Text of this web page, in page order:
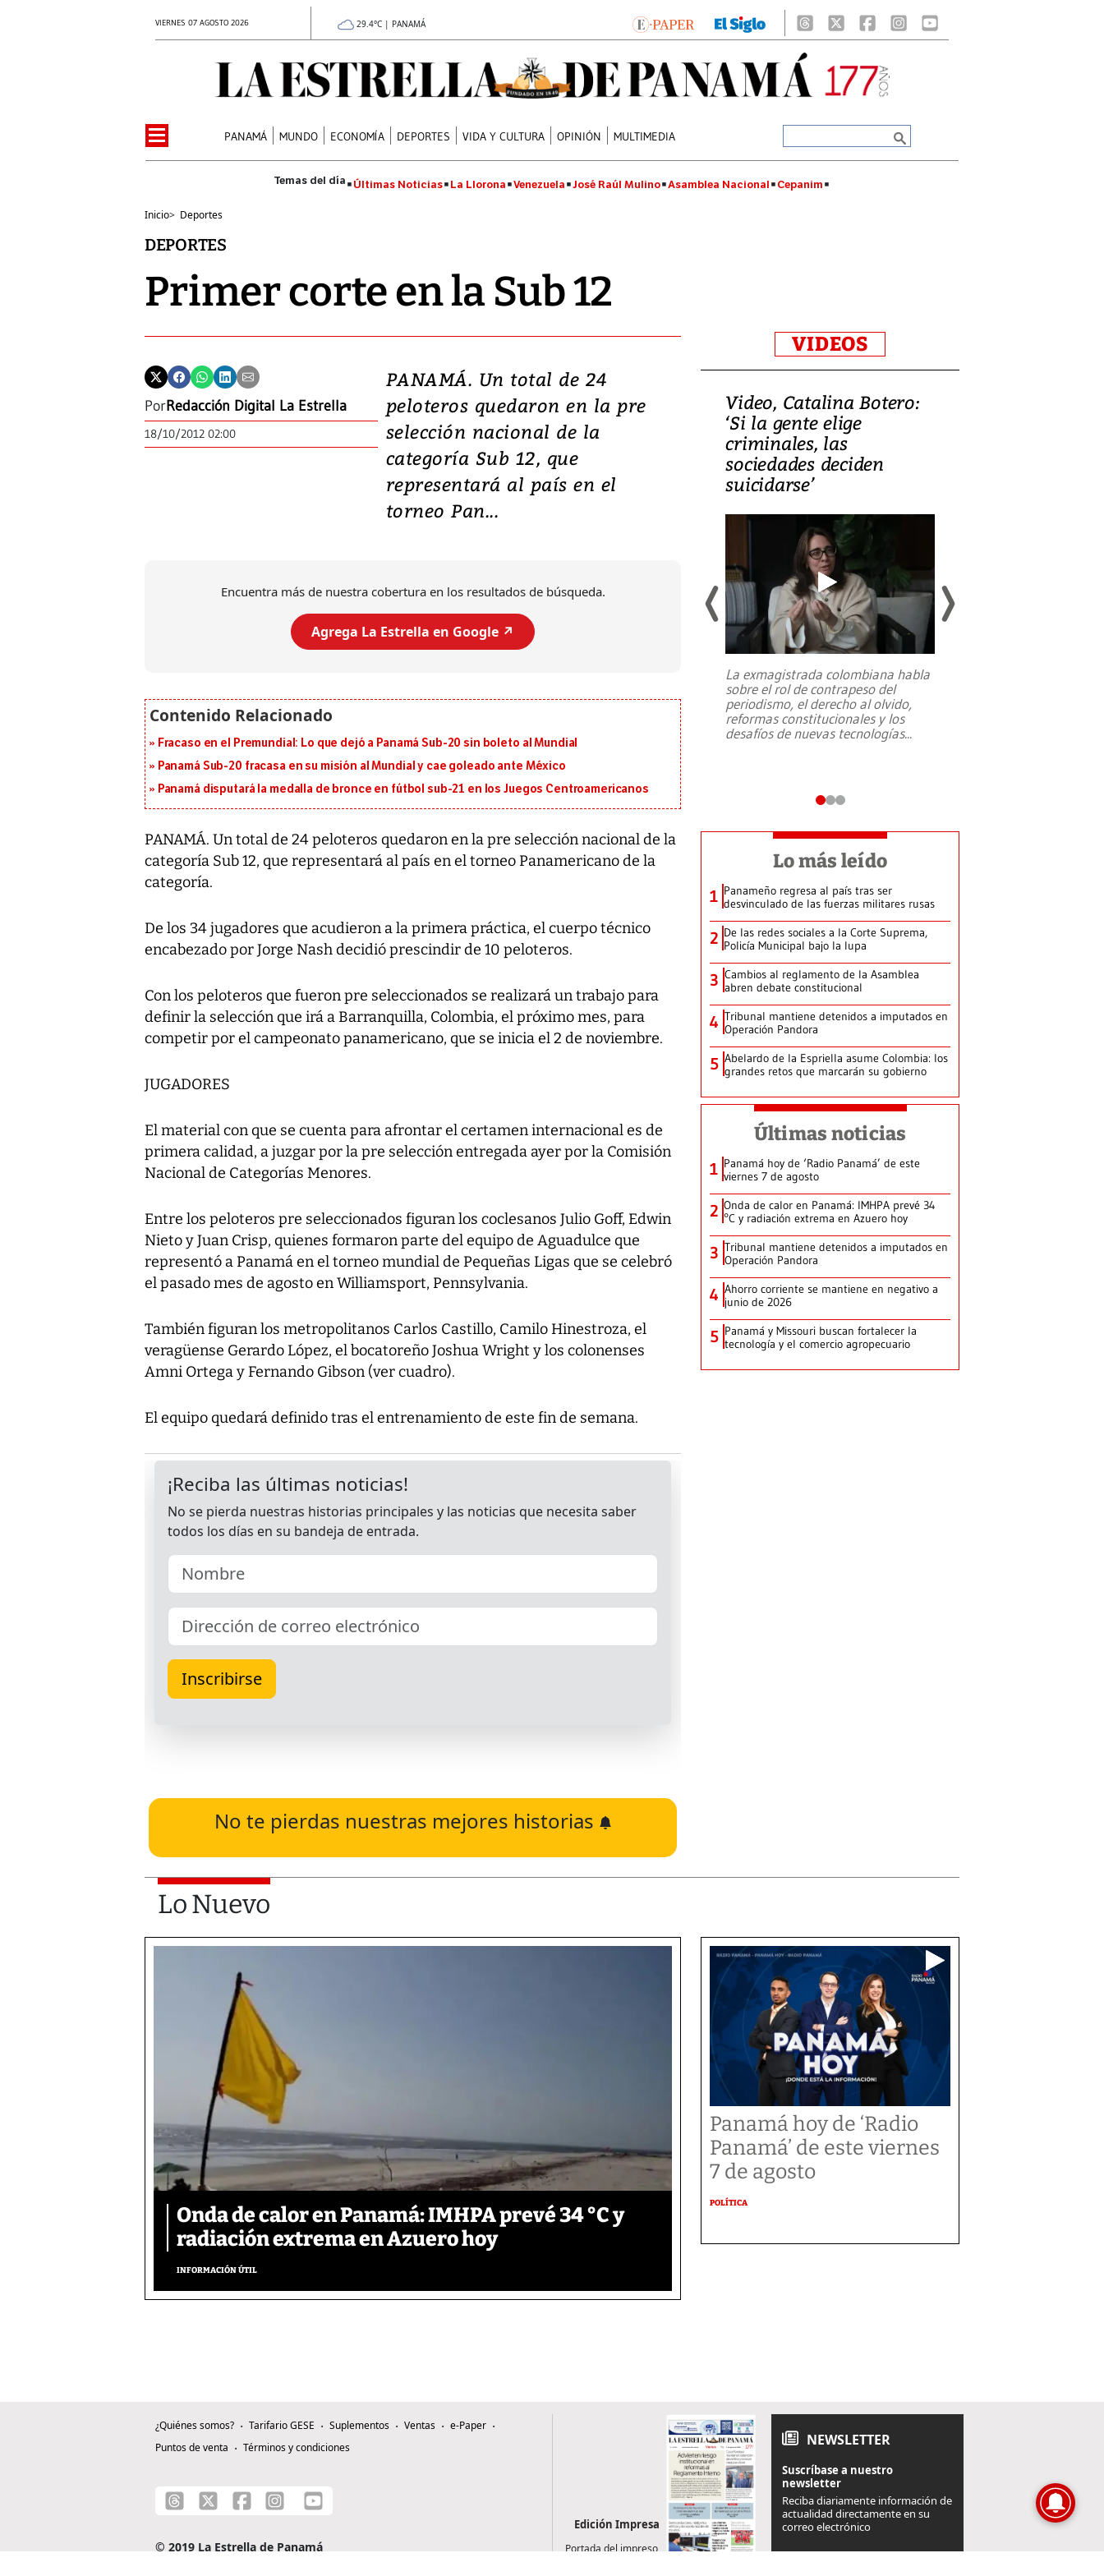
VIERNES 07 AGOSTO 2026 29.4°C | PANAMÁ
PANAMÁ MUNDO ECONOMÍA DEPORTES VIDA Y CULTURA OPINIÓN MULTIMEDIA
Últimas Noticias La Llorona Venezuela José Raúl Mulino Asamblea Nacional Cepanim
Inicio> Deportes
DEPORTES
Primer corte en la Sub 12
PorRedacción Digital La Estrella
18/10/2012 02:00
PANAMÁ. Un total de 24
peloteros quedaron en la pre
selección nacional de la
categoría Sub 12, que
representará al país en el
torneo Pan...
Encuentra más de nuestra cobertura en los resultados de búsqueda.
Agrega La Estrella en Google ↗️
Fracaso en el Premundial: Lo que dejó a Panamá Sub-20 sin boleto al Mundial
Panamá Sub-20 fracasa en su misión al Mundial y cae goleado ante México
Panamá disputará la medalla de bronce en fútbol sub-21 en los Juegos Centroamericanos
PANAMÁ. Un total de 24 peloteros quedaron en la pre selección nacional de la
categoría Sub 12, que representará al país en el torneo Panamericano de la
categoría.
De los 34 jugadores que acudieron a la primera práctica, el cuerpo técnico
encabezado por Jorge Nash decidió prescindir de 10 peloteros.
Con los peloteros que fueron pre seleccionados se realizará un trabajo para
definir la selección que irá a Barranquilla, Colombia, el próximo mes, para
competir por el campeonato panamericano, que se inicia el 2 de noviembre.
JUGADORES
El material con que se cuenta para afrontar el certamen internacional es de
primera calidad, a juzgar por la pre selección entregada ayer por la Comisión
Nacional de Categorías Menores.
Entre los peloteros pre seleccionados figuran los coclesanos Julio Goff, Edwin
Nieto y Juan Crisp, quienes formaron parte del equipo de Aguadulce que
representó a Panamá en el torneo mundial de Pequeñas Ligas que se celebró
el pasado mes de agosto en Williamsport, Pennsylvania.
También figuran los metropolitanos Carlos Castillo, Camilo Hinestroza, el
veragüense Gerardo López, el bocatoreño Joshua Wright y los colonenses
Amni Ortega y Fernando Gibson (ver cuadro).
El equipo quedará definido tras el entrenamiento de este fin de semana.
No te pierdas nuestras mejores historias
VIDEOS
Video, Japón: Terremoto
deja heridos y graves
daños en Kumamoto
Un fuerte terremoto de magnitud
7,1 se registró este martes 28 de
Video, Catalina Botero:
‘Si la gente elige
criminales, las
sociedades deciden
suicidarse’
La exmagistrada colombiana habla
sobre el rol de contrapeso del
periodismo, el derecho al olvido,
reformas constitucionales y los
desafíos de nuevas tecnologías...
Lo más leído
1 Panameño regresa al país tras ser
desvinculado de las fuerzas militares rusas
2 De las redes sociales a la Corte Suprema,
Policía Municipal bajo la lupa
3 Cambios al reglamento de la Asamblea
abren debate constitucional
4 Tribunal mantiene detenidos a imputados en
Operación Pandora
5 Abelardo de la Espriella asume Colombia: los
grandes retos que marcarán su gobierno
Últimas noticias
1 Panamá hoy de ‘Radio Panamá’ de este
viernes 7 de agosto
2 Onda de calor en Panamá: IMHPA prevé 34
°C y radiación extrema en Azuero hoy
3 Tribunal mantiene detenidos a imputados en
Operación Pandora
4 Ahorro corriente se mantiene en negativo a
junio de 2026
5 Panamá y Missouri buscan fortalecer la
tecnología y el comercio agropecuario
Lo Nuevo
Onda de calor en Panamá: IMHPA prevé 34 °C y
radiación extrema en Azuero hoy
INFORMACIÓN ÚTIL
Panamá hoy de ‘Radio
Panamá’ de este viernes
7 de agosto
POLÍTICA
¿Quiénes somos? Tarifario GESE Suplementos Ventas
e-Paper
Puntos de venta
Términos y condiciones
© 2019 La Estrella de Panamá
Edición Impresa
Portada del impreso
NEWSLETTER
Suscríbase a nuestro
newsletter
Reciba diariamente información de
actualidad directamente en su
correo electrónico